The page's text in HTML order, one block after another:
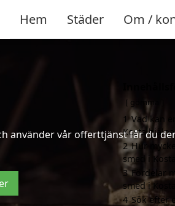
Hem Städer Om /
använder vår offerttjänst får du
gömma
1 Vad kan
Kosta
2 Hur
smed i Kosta?
3 Fördelar
smed i Kosta
4 Sök efter